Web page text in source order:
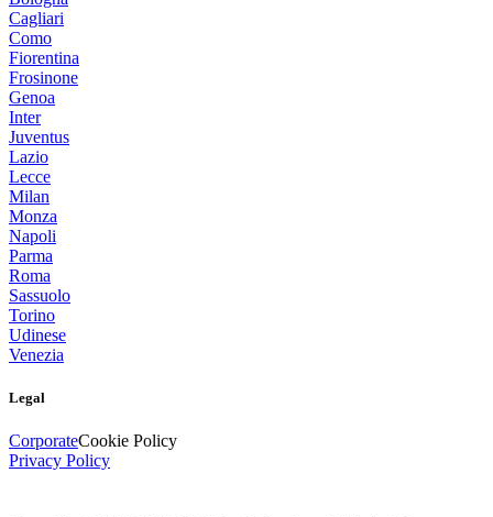
Cagliari
Como
Fiorentina
Frosinone
Genoa
Inter
Juventus
Lazio
Lecce
Milan
Monza
Napoli
Parma
Roma
Sassuolo
Torino
Udinese
Venezia
Legal
CorporateCookie Policy
Privacy Policy